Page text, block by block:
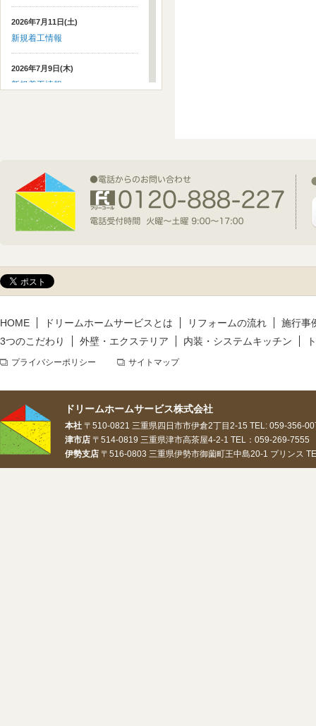
2026年7月11日(土)
新規着工情報
2026年7月9日(木)
新規着工情報
新規着工情報
2026年5月14日(木)
新規着工情報
HOME ドリームホームサービスとは リフォームの流れ
施行事
3つのこだわり
外壁・エクステリア 内装・システムキッチン
プライバシーポリシー サイトマップ
ドリームホームサービス株式会社
本社 〒510-0821 三重県四日市市伊倉2丁目2-15 TEL: 059-356-
津市店 〒514-0819 三重県津市高茶屋4-2-1 TEL：059-269-
伊勢支店 〒516-0803 三重県伊勢市御薗町王中島20-1 プリンス